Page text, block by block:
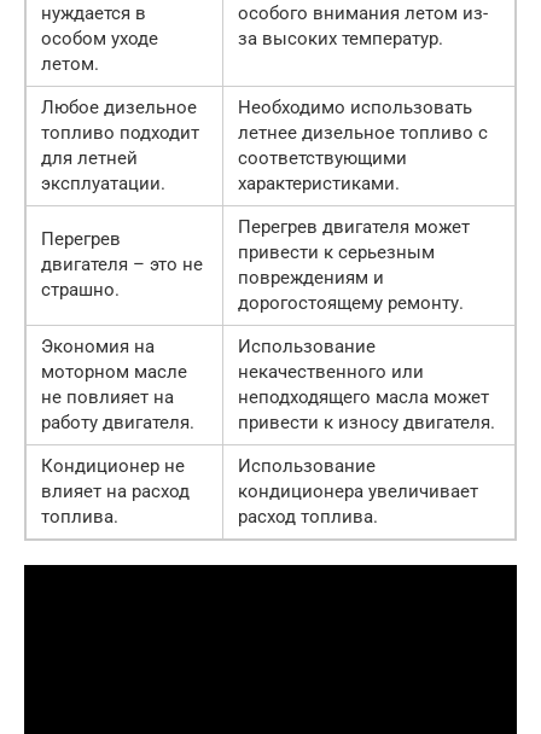
нуждается в
особом уходе
летом.
особого внимания летом из-
за высоких температур.
Любое дизельное
топливо подходит
для летней
эксплуатации.
Необходимо использовать
летнее дизельное топливо с
соответствующими
характеристиками.
Перегрев
двигателя – это не
страшно.
Перегрев двигателя может
привести к серьезным
повреждениям и
дорогостоящему ремонту.
Экономия на
моторном масле
не повлияет на
работу двигателя.
Использование
некачественного или
неподходящего масла может
привести к износу двигателя.
Кондиционер не
влияет на расход
топлива.
Использование
кондиционера увеличивает
расход топлива.